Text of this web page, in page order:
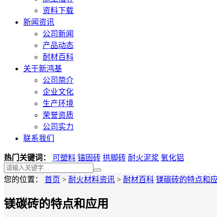
资料下载
新闻资讯
公司新闻
产品动态
耐材百科
关于新鸿基
公司简介
企业文化
生产环境
荣誉资质
公司实力
联系我们
热门关键词： 可塑料 锚固砖 拱脚砖 耐火泥浆 氧化铝
您的位置： 首页 > 耐火材料资讯 > 耐材百科 镁碳砖的特点和
镁碳砖的特点和应用